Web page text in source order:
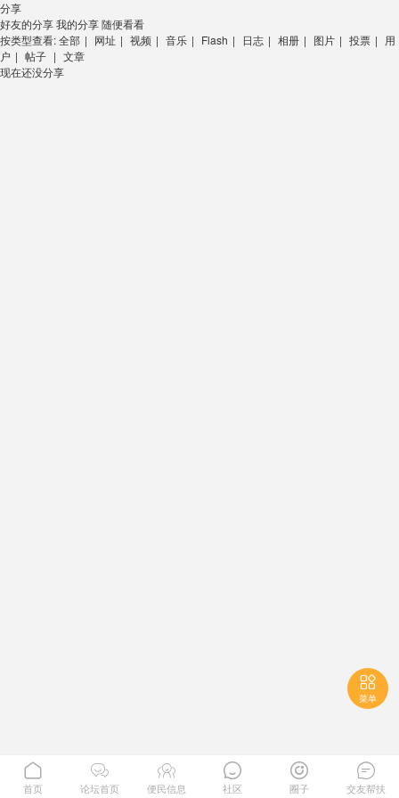
分享
好友的分享我的分享随便看看
按类型查看:全部 | 网址 | 视频 | 音乐 | Flash | 日志 | 相册 | 图片 | 投票 | 用
户 | 帖子 | 文章
现在还没分享

菜单

首页

论坛首页

便民信息

社区

圈子

交友帮扶